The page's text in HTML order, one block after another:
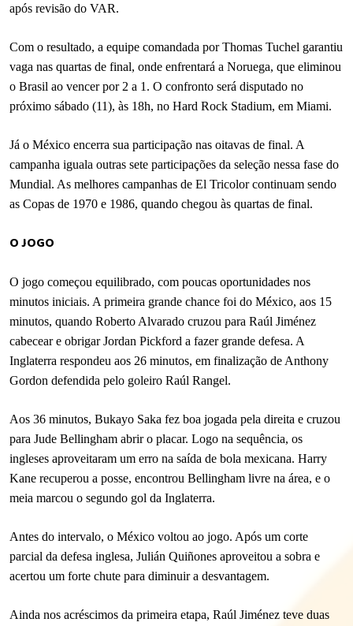
após revisão do VAR.
Com o resultado, a equipe comandada por Thomas Tuchel garantiu
vaga nas quartas de final, onde enfrentará a Noruega, que eliminou
o Brasil ao vencer por 2 a 1. O confronto será disputado no
próximo sábado (11), às 18h, no Hard Rock Stadium, em Miami.
Já o México encerra sua participação nas oitavas de final. A
campanha iguala outras sete participações da seleção nessa fase do
Mundial. As melhores campanhas de El Tricolor continuam sendo
as Copas de 1970 e 1986, quando chegou às quartas de final.
O JOGO
O jogo começou equilibrado, com poucas oportunidades nos
minutos iniciais. A primeira grande chance foi do México, aos 15
minutos, quando Roberto Alvarado cruzou para Raúl Jiménez
cabecear e obrigar Jordan Pickford a fazer grande defesa. A
Inglaterra respondeu aos 26 minutos, em finalização de Anthony
Gordon defendida pelo goleiro Raúl Rangel.
Aos 36 minutos, Bukayo Saka fez boa jogada pela direita e cruzou
para Jude Bellingham abrir o placar. Logo na sequência, os
ingleses aproveitaram um erro na saída de bola mexicana. Harry
Kane recuperou a posse, encontrou Bellingham livre na área, e o
meia marcou o segundo gol da Inglaterra.
Antes do intervalo, o México voltou ao jogo. Após um corte
parcial da defesa inglesa, Julián Quiñones aproveitou a sobra e
acertou um forte chute para diminuir a desvantagem.
Ainda nos acréscimos da primeira etapa, Raúl Jiménez teve duas